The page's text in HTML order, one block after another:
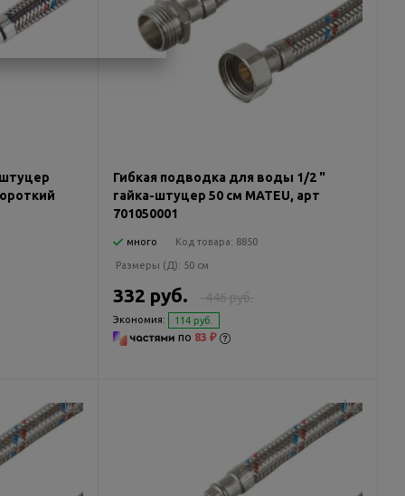
Гибкая подводка для воды 1/2 "
гайка-штуцер 50 см MATEU, арт
701050001
много Код товара: 8850
Размеры (Д): 50 см
446 руб.
332 руб.
Экономия: 114 руб.
по 83 ₽